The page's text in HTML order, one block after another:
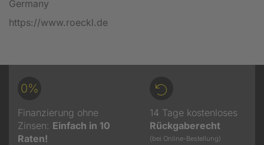
Germany
https://www.roeckl.de
0%
Finanzierung ohne
Zinsen: Einfach in 10
Raten!
14 Tage kostenloses
Rückgaberecht
(bei Online-Bestellung)